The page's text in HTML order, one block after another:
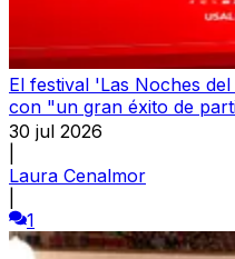
El festival 'Las Noches
con "un gran éxito de
30 jul 2026
Laura Cenalmor
1